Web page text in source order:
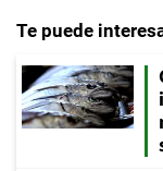
Te puede